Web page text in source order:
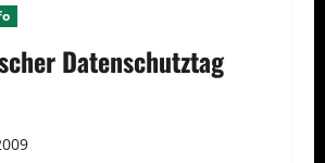
Datenschutztag